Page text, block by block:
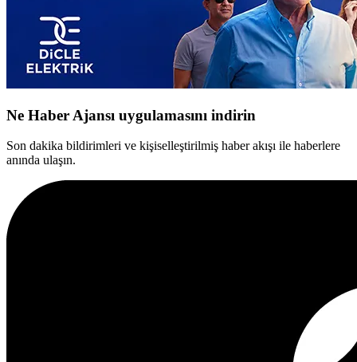
Ne Haber Ajansı uygulamasını indirin
Son dakika bildirimleri ve kişiselleştirilmiş haber akışı ile haberlere
anında ulaşın.